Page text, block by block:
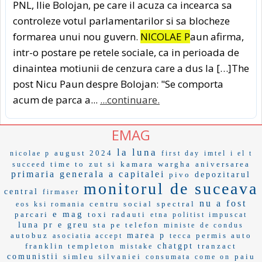
PNL, Ilie Bolojan, pe care il acuza ca incearca sa
controleze votul parlamentarilor si sa blocheze
formarea unui nou guvern. NICOLAE Paun afirma,
intr-o postare pe retele sociale, ca in perioada de
dinaintea motiunii de cenzura care a dus la […]The
post Nicu Paun despre Bolojan: "Se comporta
acum de parca a... ...continuare.
EMAG
nicolae p august 2024 la luna first day imtel
i el t
succeed
time to zut si kamara wargha aniversarea
primaria generala a capitalei pivo
depozitarul
central
firmaser monitorul de suceava
eos ksi romania centru social spectral nu a fost
parcari e mag toxi radauti etna politist impuscat
luna pr e greu sta pe telefon ministe de condus
autobuz asociatia accept marea p tecca
permis auto
franklin templeton
mistake chatgpt
tranzact
comunistii
simleu silvaniei consumata come on paiu